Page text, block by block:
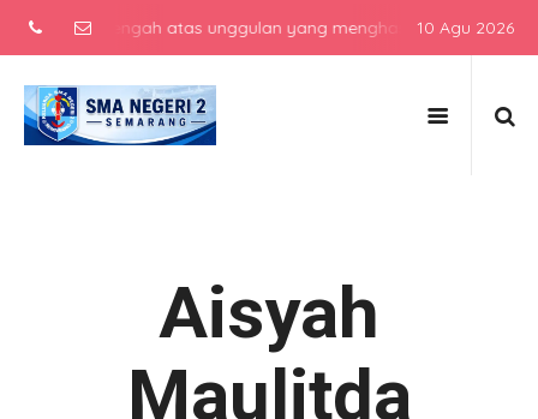
menengah atas unggulan yang menghasilkan lulusan
10 Agu 2026
Aisyah
Maulitda